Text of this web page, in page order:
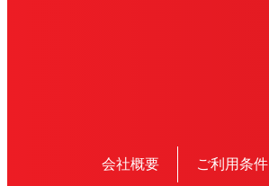
会社概要 ご利用条件